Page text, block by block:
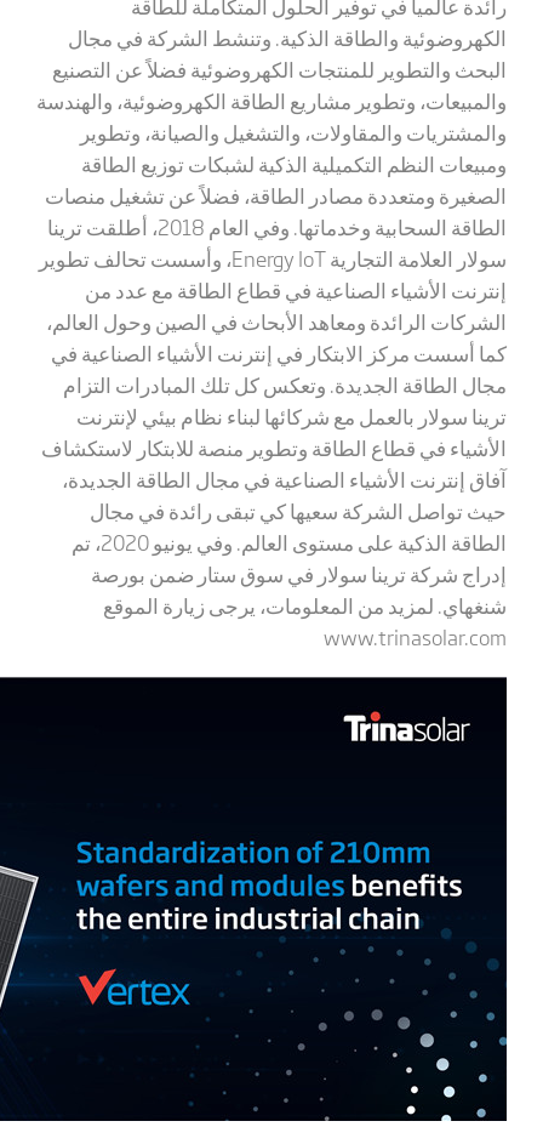
الكهروضوئية والطاقة الذكية. وتنشط الشركة في مجال
البحث والتطوير للمنتجات الكهروضوئية فضلاً عن التصنيع
والمبيعات، وتطوير مشاريع الطاقة الكهروضوئية، والهندسة
والمشتريات والمقاولات، والتشغيل والصيانة، وتطوير
ومبيعات النظم التكميلية الذكية لشبكات توزيع الطاقة
الصغيرة ومتعددة مصادر الطاقة، فضلاً عن تشغيل منصات
الطاقة السحابية وخدماتها. وفي العام 2018، أطلقت ترينا
سولار العلامة التجارية Energy IoT، وأسست تحالف تطوير
إنترنت الأشياء الصناعية في قطاع الطاقة مع عدد من
الشركات الرائدة ومعاهد الأبحاث في الصين وحول العالم،
كما أسست مركز الابتكار في إنترنت الأشياء الصناعية في
مجال الطاقة الجديدة. وتعكس كل تلك المبادرات التزام
ترينا سولار بالعمل مع شركائها لبناء نظام بيئي لإنترنت
الأشياء في قطاع الطاقة وتطوير منصة للابتكار لاستكشاف
آفاق إنترنت الأشياء الصناعية في مجال الطاقة الجديدة،
حيث تواصل الشركة سعيها كي تبقى رائدة في مجال
الطاقة الذكية على مستوى العالم. وفي يونيو 2020، تم
إدراج شركة ترينا سولار في سوق ستار ضمن بورصة
شنغهاي. لمزيد من المعلومات، يرجى زيارة الموقع
www.trinasolar.com